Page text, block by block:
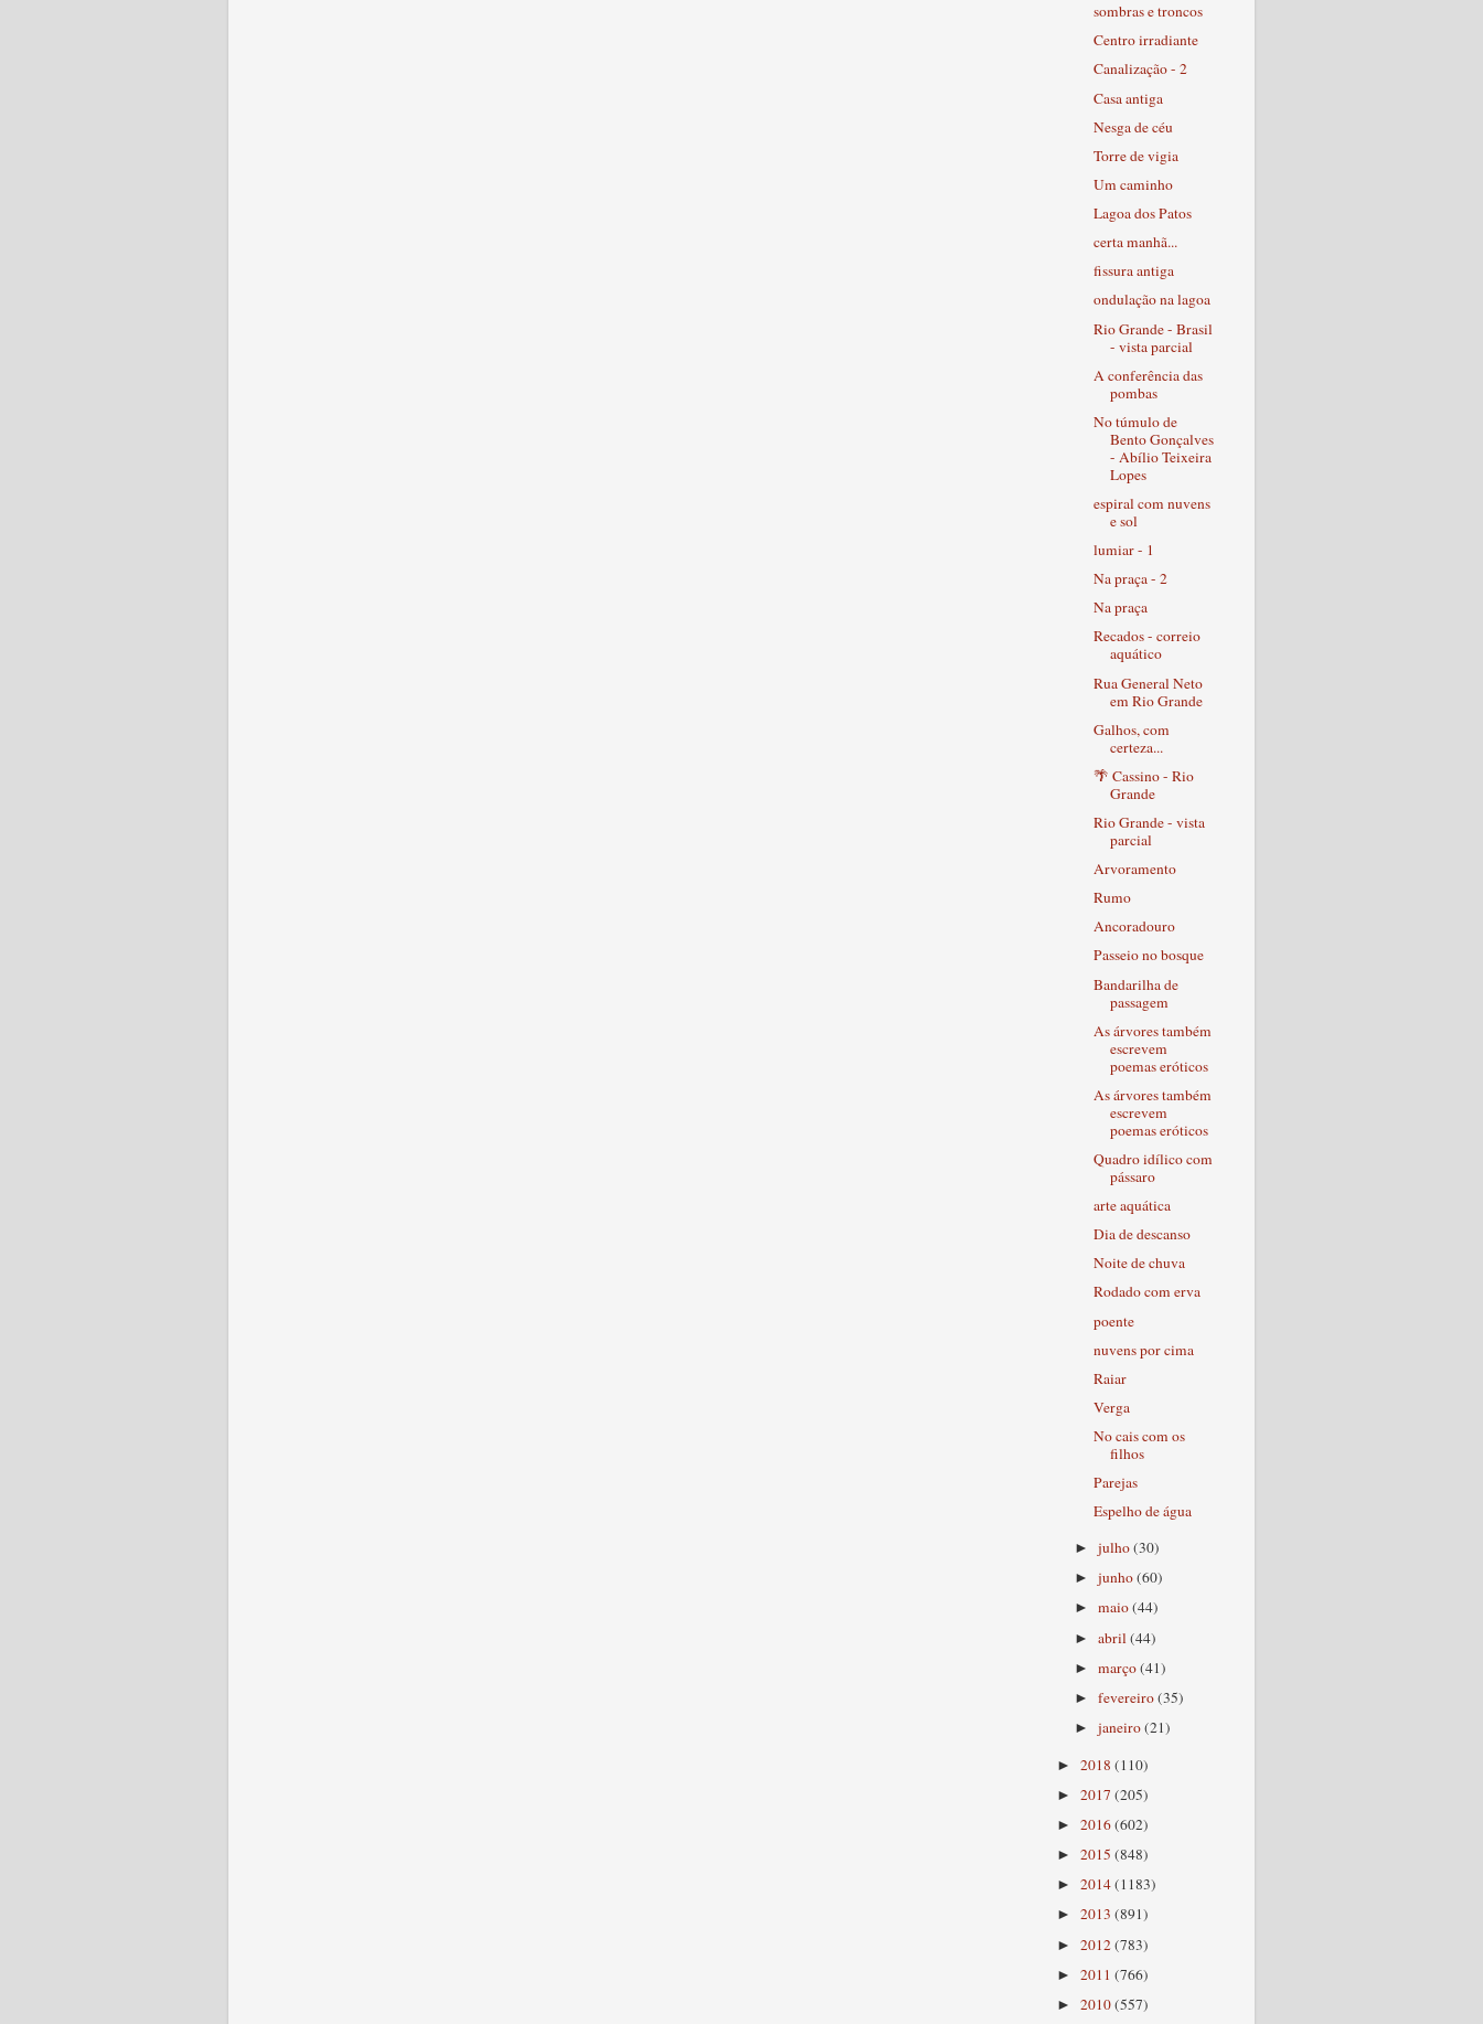
sombras e troncos
Centro irradiante
Canalização - 2
Casa antiga
Nesga de céu
Torre de vigia
Um caminho
Lagoa dos Patos
certa manhã...
fissura antiga
ondulação na lagoa
Rio Grande - Brasil
- vista parcial
A conferência das
pombas
No túmulo de
Bento Gonçalves
- Abílio Teixeira
Lopes
espiral com nuvens
e sol
lumiar - 1
Na praça - 2
Na praça
Recados - correio
aquático
Rua General Neto
em Rio Grande
Galhos, com
certeza...
🌴 Cassino - Rio
Grande
Rio Grande - vista
parcial
Arvoramento
Rumo
Ancoradouro
Passeio no bosque
Bandarilha de
passagem
As árvores também
escrevem
poemas eróticos
As árvores também
escrevem
poemas eróticos
Quadro idílico com
pássaro
arte aquática
Dia de descanso
Noite de chuva
Rodado com erva
poente
nuvens por cima
Raiar
Verga
No cais com os
filhos
Parejas
Espelho de água
►julho(30)
►junho(60)
►maio(44)
►abril(44)
►março(41)
►fevereiro(35)
►janeiro(21)
► 2018 (110)
► 2017 (205)
► 2016(602)
► 2015 (848)
► 2014(1183)
► 2013 (891)
► 2012(783)
► 2011 (766)
► 2010(557)